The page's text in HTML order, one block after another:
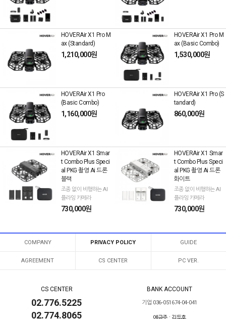
HOVERAir X1 Pro M
ax (Standard)
1,210,000원
HOVERAir X1 Pro M
ax (Basic Combo)
1,530,000원
HOVERAir X1 Pro
(Basic Combo)
1,160,000원
HOVERAir X1 Pro (S
tandard)
860,000원
HOVERAir X1 Smar
t Combo Plus Speci
al PKG 촬영 Ai 드론
블랙
조종 없이 비행하는 AI
플라잉 카메라
730,000원
HOVERAir X1 Smar
t Combo Plus Speci
al PKG 촬영 Ai 드론
화이트
조종 없이 비행하는 AI
플라잉 카메라
730,000원
COMPANY PRIVACY POLICY GUIDE
AGREEMENT CS CENTER PC VER.
CS CENTER
02.776.5225
02.774.8065
BANK ACCOUNT
기업 036-051674-04-041